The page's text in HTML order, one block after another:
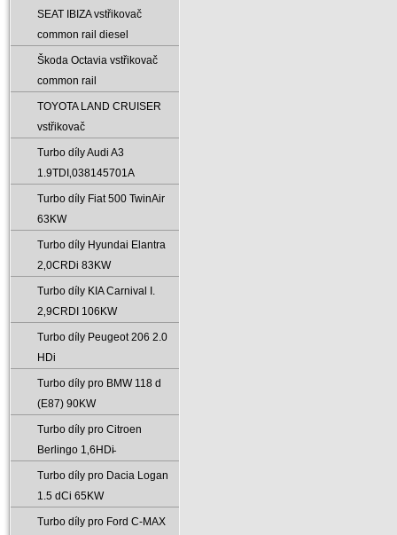
SEAT IBIZA vstřikovač
common rail diesel
Škoda Octavia vstřikovač
common rail
TOYOTA LAND CRUISER
vstřikovač
Turbo díly Audi A3
1.9TDI‚038145701A
Turbo díly Fiat 500 TwinAir
63KW
Turbo díly Hyundai Elantra
2‚0CRDi 83KW
Turbo díly KIA Carnival I.
2‚9CRDI 106KW
Turbo díly Peugeot 206 2.0
HDi
Turbo díly pro BMW 118 d
(E87) 90KW
Turbo díly pro Citroen
Berlingo 1‚6HDi̵
Turbo díly pro Dacia Logan
1.5 dCi 65KW
Turbo díly pro Ford C-MAX